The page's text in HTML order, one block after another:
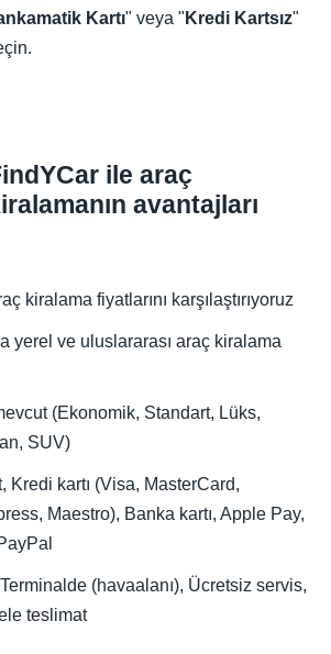
Kartı" veya " Kredi Kartsız"
ile araç
avantajları
kiralama fiyatlarını karşılaştırıyoruz
yerel ve uluslararası araç kiralama
(Ekonomik, Standart, Lüks,
SUV)
Kredi kartı (Visa, MasterCard,
Maestro), Banka kartı, Apple Pay,
(havaalanı), Ücretsiz servis,
teslimat